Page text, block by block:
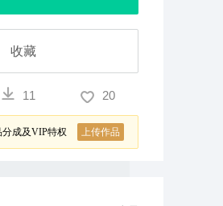
收藏
11 20
成及VIP特权 上传作品